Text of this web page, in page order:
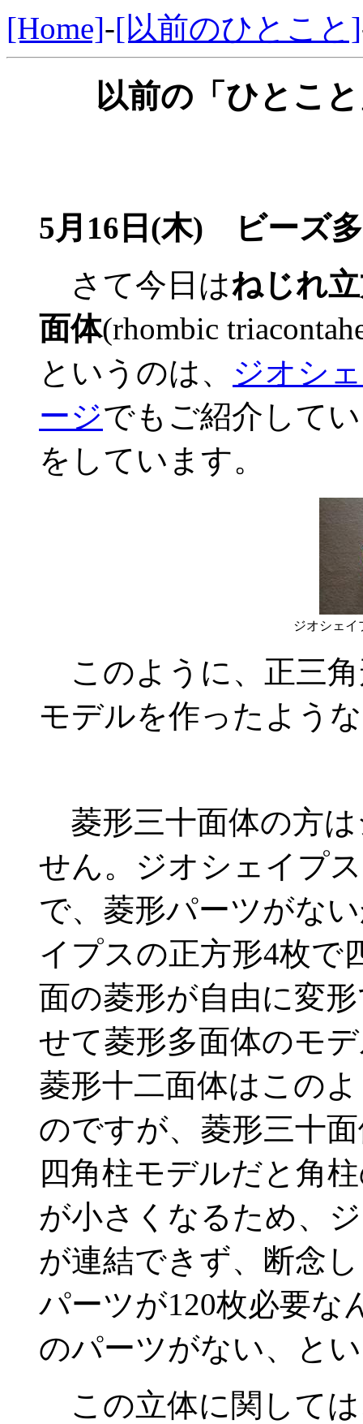
[Home]-[以前のひとこと]
以前の「ひとこ
5月16日(木) ビーズ
さて今日はねじれ
面体(rhombic
というのは、 ジオシ
ージでもご紹介して
をしています。
ジオシェイ
このように、正三
モデルを作ったよう
菱形三十面体の方
せん。ジオシェイプ
で、菱形パーツがな
イプスの正方形4枚で
面の菱形が自由に変
せて菱形多面体のモ
菱形十二面体はこの
のですが、菱形三十
四角柱モデルだと角
が小さくなるため、
が連結できず、断念
パーツが120枚必要な
のパーツがない、と
この立体に関して